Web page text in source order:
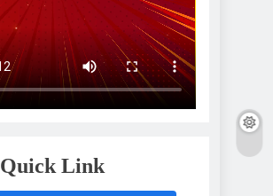
Quick Link